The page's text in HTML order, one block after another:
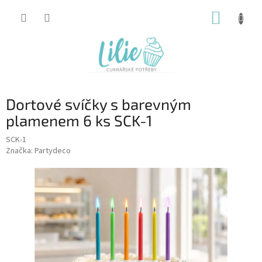
Dortové svíčky s barevným
plamenem 6 ks SCK-1
SCK-1
Značka: Partydeco